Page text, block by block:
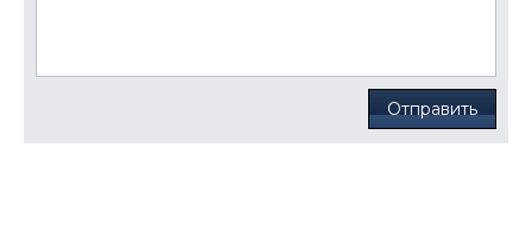
Отправить